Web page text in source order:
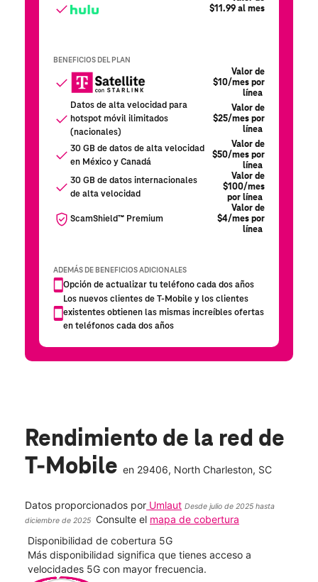
Rendimiento de la red de
T-Mobile en 29406, North Charleston, SC
Datos proporcionados por Umlaut Desde julio de 2025 hasta
diciembre de 2025
Consulte el mapa de cobertura
Disponibilidad de cobertura 5G
Más disponibilidad significa que tienes acceso a
velocidades 5G con mayor frecuencia.